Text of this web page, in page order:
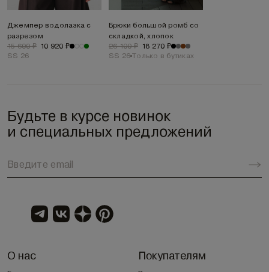
Джемпер водолазка с
разрезом
15 600 ₽ 10 920 ₽
SS 26
Брюки большой ромб со
складкой, хлопок
26 100 ₽ 18 270 ₽
SS 26 Только в бутиках
Будьте в курсе новинок
и специальных предложений
О нас Покупателям